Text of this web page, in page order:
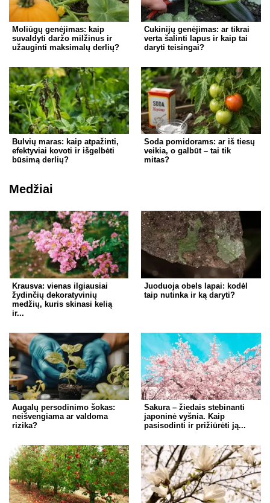
Moliūgų genėjimas: kaip
suvaldyti daržo milžinus ir
užauginti maksimalų derlių?
Cukinijų genėjimas: ar tikrai
verta šalinti lapus ir kaip tai
daryti teisingai?
Bulvių maras: kaip atpažinti,
efektyviai kovoti ir išgelbėti
būsimą derlių?
Soda pomidorams: ar iš tiesų
veikia, o galbūt – tai tik
mitas?
Medžiai
Krausva: vienas ilgiausiai
žydinčių dekoratyvinių
medžių, kuris skinasi kelią
ir...
Juoduoja obels lapai: kodėl
taip nutinka ir ką daryti?
Augalų persodinimo šokas:
neišvengiama ar valdoma
rizika?
Sakura – žiedais stebinanti
japoninė vyšnia. Kaip
pasisodinti ir prižiūrėti ją...